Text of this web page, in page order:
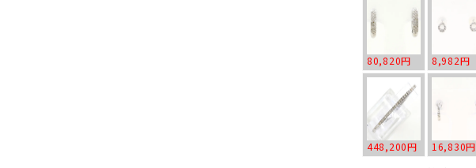
80,820円 8,982円
448,200円 16,830円